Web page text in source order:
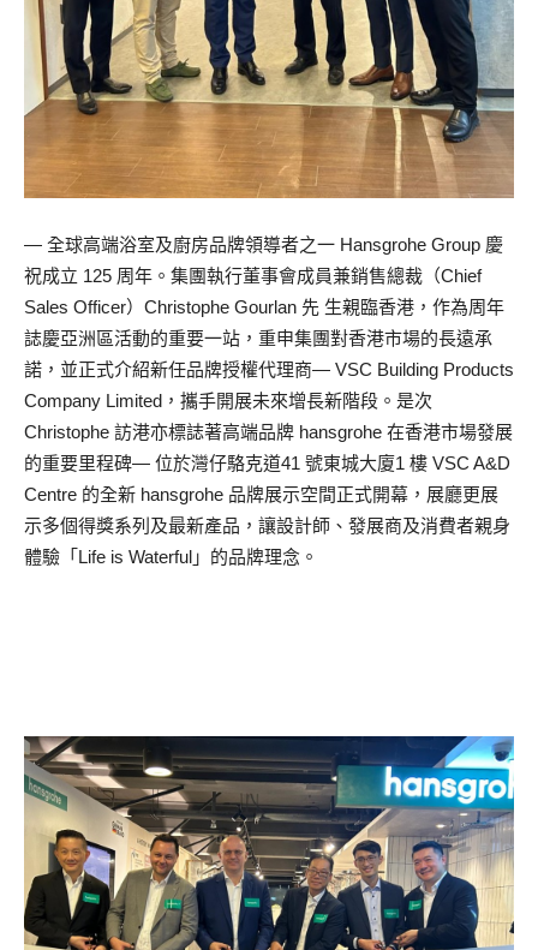
— 全球高端浴室及廚房品牌領導者之一 Hansgrohe Group 慶
祝成立 125 周年。集團執行董事會成員兼銷售總裁（Chief
Sales Officer）Christophe Gourlan 先 生親臨香港，作為周年
誌慶亞洲區活動的重要一站，重申集團對香港市場的長遠承
諾，並正式介紹新任品牌授權代理商— VSC Building Products
Company Limited，攜手開展未來增長新階段。是次
Christophe 訪港亦標誌著高端品牌 hansgrohe 在香港市場發展
的重要里程碑— 位於灣仔駱克道41 號東城大廈1 樓 VSC A&D
Centre 的全新 hansgrohe 品牌展示空間正式開幕，展廳更展
示多個得獎系列及最新產品，讓設計師、發展商及消費者親身
體驗「Life is Waterful」的品牌理念。